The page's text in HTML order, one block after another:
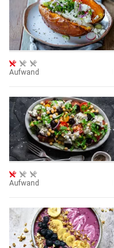
Aufwand
Aufwand